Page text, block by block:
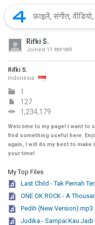
Rifki S.
Joined 11 साल पहले
Rifki S.
Indonesia
1
127
1,234,179
Welcome to my page! I want to
find something useful here.
again, I will do my best to
your time!
My Top Files
Last Child - Tak Pernah
ONE OK ROCK - A
Pedih (New Version).mp3
Judika - Sampai Kau